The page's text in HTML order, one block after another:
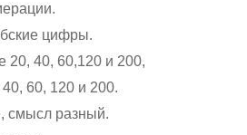
цифры.
20, 40, 60,120 и 200,
60, 120 и 200.
смысл разный.